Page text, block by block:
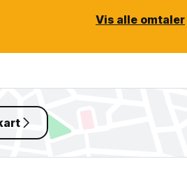
Vis alle omtaler